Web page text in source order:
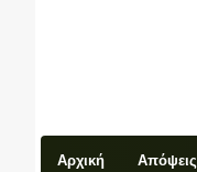
Αρχική Απόψεις